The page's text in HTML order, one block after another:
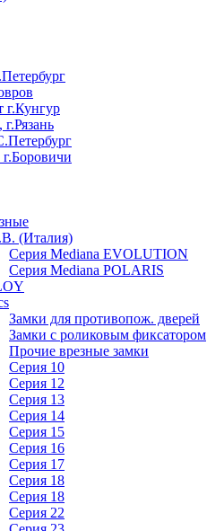
г.Кунгур
(Италия)
Серия Mediana EVOLUTION
Серия Mediana POLARIS
Замки для противопож. дверей
Замки с роликовым фиксатором
Прочие врезные замки
Серия 10
Серия 12
Серия 13
Серия 14
Серия 15
Серия 16
Серия 17
Серия 18
Серия 18
Серия 22